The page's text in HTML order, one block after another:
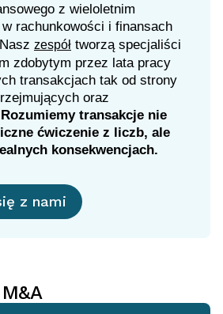
z wieloletnim
rachunkowości i finansach
zespół tworzą specjaliści
zdobytym przez lata pracy
transakcjach tak od strony
oraz
Rozumiemy transakcje nie
ćwiczenie z liczb, ale
konsekwencjach.
z nami